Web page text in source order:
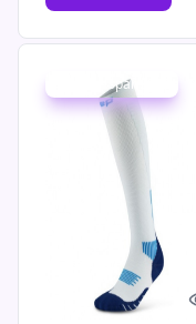
Udsalg - spar 20 %